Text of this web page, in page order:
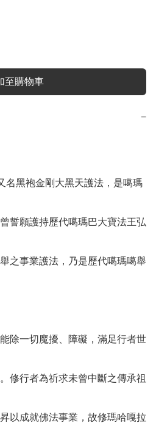
至購物車
−
名黑袍金剛大黑天護法，是噶瑪
誓願護持歷代噶瑪巴大寶法王弘
之事業護法，乃是歷代噶瑪噶舉
除一切魔擾、障礙，滿足行者世
修行者為祈求未曾中斷之傳承祖
以成就佛法事業，故修瑪哈嘎拉